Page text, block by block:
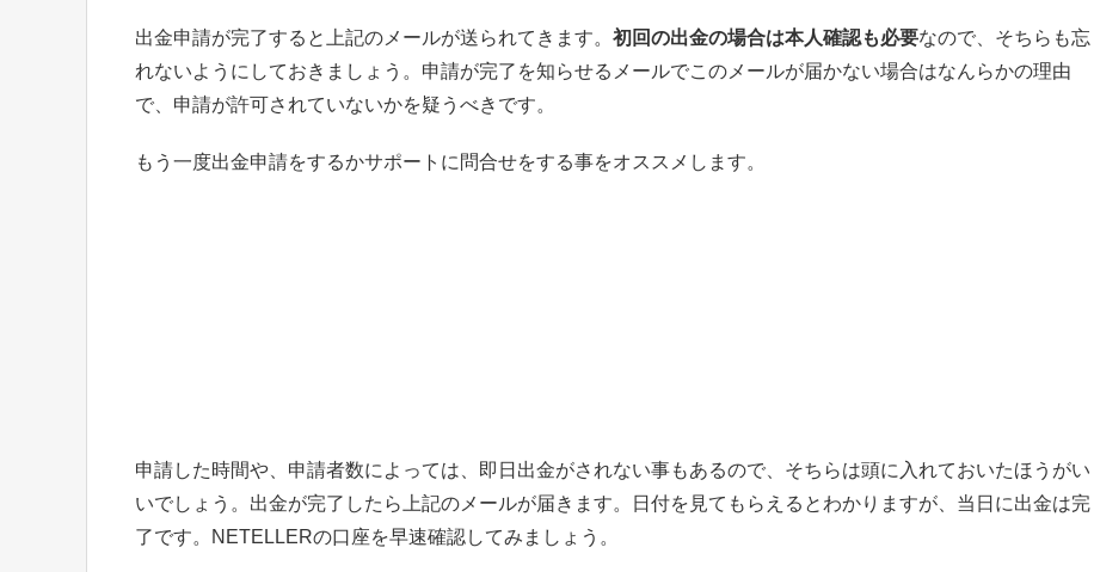
出金申請が完了すると上記のメールが送られてきます。 初回の出金の場合は本人確認も必要なので、そちらも忘
れないようにしておきましょう。申請が完了を知らせるメールでこのメールが届かない場合はなんらかの理由
で、申請が許可されていないかを疑うべきです。
もう一度出金申請をするかサポートに問合せをする事をオススメします。
申請した時間や、申請者数によっては、即日出金がされない事もあるので、そちらは頭に入れておいたほうがい
いでしょう。出金が完了したら上記のメールが届きます。日付を見てもらえるとわかりますが、当日に出金は完
了です。NETELLERの口座を早速確認してみましょう。